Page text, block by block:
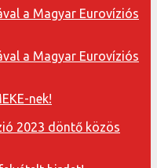
a Magyar Eurovíziós
a Magyar Eurovíziós
nek!
2023 döntő közös